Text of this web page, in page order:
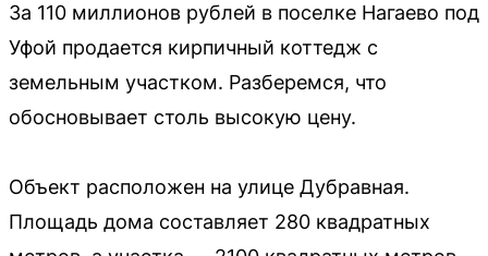
За 110 миллионов рублей в поселке Нагаево под
Уфой продается кирпичный коттедж с
земельным участком. Разберемся, что
обосновывает столь высокую цену.
Объект расположен на улице Дубравная.
Площадь дома составляет 280 квадратных